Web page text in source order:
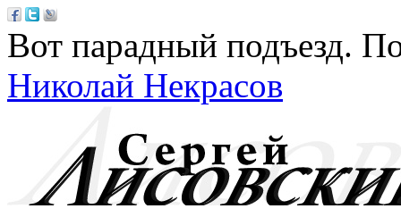
Вот парадный подъезд.
Николай Некрасов